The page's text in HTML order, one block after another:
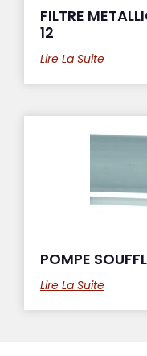
FILTRE
12
Lire La Suite
POMPE
Lire La Suite